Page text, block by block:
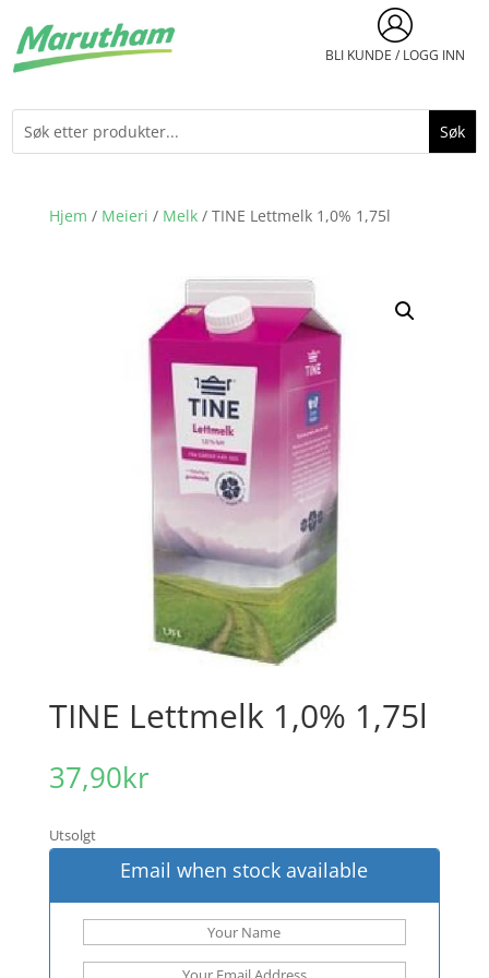
BLI KUNDE / LOGG INN
Hjem / Meieri / Melk/ TINE Lettmelk 1,0% 1,75l
TINE Lettmelk 1,0% 1,75l
37,90kr
Utsolgt
Email when stock available